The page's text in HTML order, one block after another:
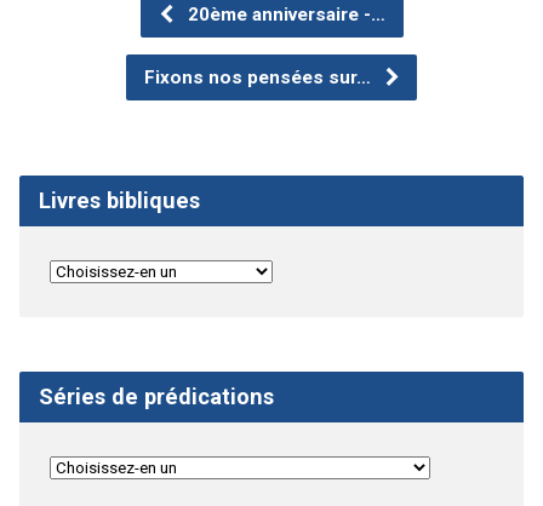
20ème anniversaire -…
Fixons nos pensées sur…
Livres bibliques
Séries de prédications